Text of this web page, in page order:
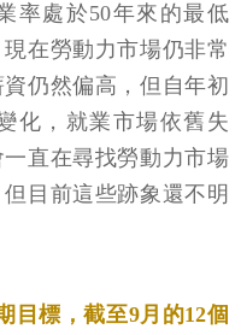
率處於50年來的最低
在勞動力市場仍非常
仍然偏高，但自年初
化，就業市場依舊失
直在尋找勞動力市場
目前這些跡象還不明
目標，截至9月的12個